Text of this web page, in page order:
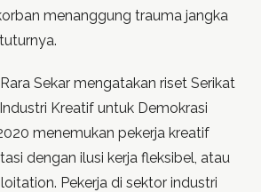
menanggung trauma jangka
Sekar mengatakan riset Serikat
Kreatif untuk Demokrasi
menemukan pekerja kreatif
dengan ilusi kerja fleksibel, atau
Pekerja di sektor industri